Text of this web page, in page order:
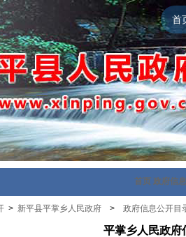
首
首页 政府信
> 新平县平掌乡人民政府 > 政府信息公开目
平掌乡人民政府